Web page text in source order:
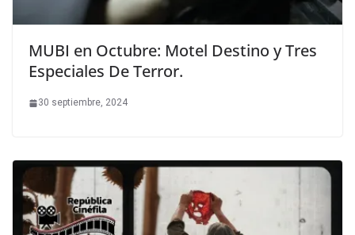
MUBI en Octubre: Motel Destino y Tres
Especiales De Terror.
30 septiembre, 2024